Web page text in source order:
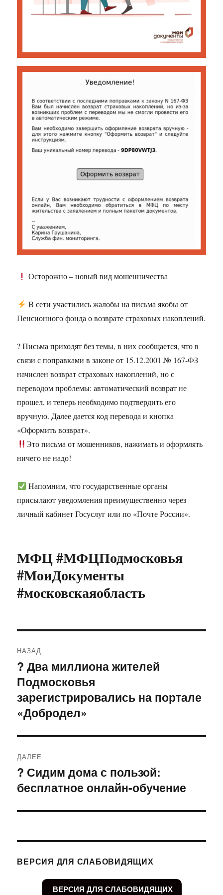
Осторожно – новый вид мошенничества
В сети участились жалобы на письма якобы от
Пенсионного фонда о возврате страховых накоплений.
? Письма приходят без темы, в них сообщается, что в
связи с поправками в законе от 15.12.2001 № 167-ФЗ
начислен возврат страховых накоплений, но с
переводом проблемы: автоматический возврат не
прошел, и теперь необходимо подтвердить его
вручную. Далее дается код перевода и кнопка
«Оформить возврат».
Это письма от мошенников, нажимать и оформлять
ничего не надо!
Напомним, что государственные органы
присылают уведомления преимущественно через
личный кабинет Госуслуг или по «Почте России».
МФЦ #МФЦПодмосковья
#МоиДокументы
#московскаяобласть
по
записям
НАЗАД
Предыдущая
запись:
? Два миллиона жителей
Подмосковья
зарегистрировались на портале
«Добродел»
ДАЛЕЕ
Следующая
запись:
? Сидим дома с пользой:
бесплатное онлайн-обучение
ВЕРСИЯ ДЛЯ СЛАБОВИДЯЩИХ
ВЕРСИЯ ДЛЯ СЛАБОВИДЯЩИХ